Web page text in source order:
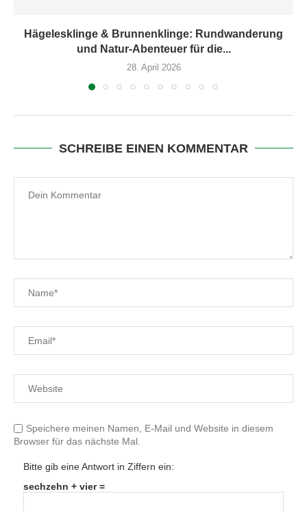
Hägelesklinge & Brunnenklinge: Rundwanderung
und Natur-Abenteuer für die...
28. April 2026
SCHREIBE EINEN KOMMENTAR
Speichere meinen Namen, E-Mail und Website in diesem
Browser für das nächste Mal.
Bitte gib eine Antwort in Ziffern ein:
sechzehn + vier =